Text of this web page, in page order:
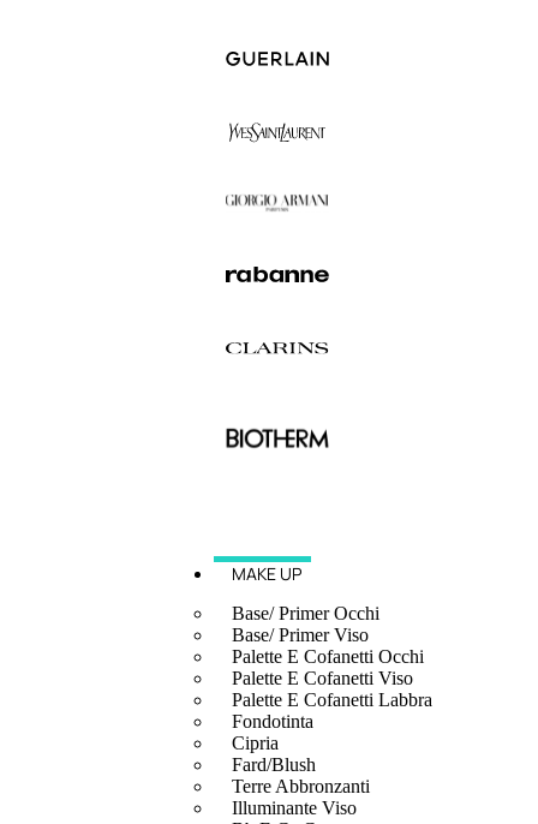
MAKE UP
Base/ Primer Occhi
Base/ Primer Viso
Palette E Cofanetti Occhi
Palette E Cofanetti Viso
Palette E Cofanetti Labbra
Fondotinta
Cipria
Fard/Blush
Terre Abbronzanti
Illuminante Viso